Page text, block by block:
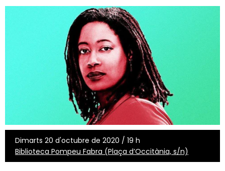
Dimarts 20 d'octubre de 2020 / 19 h
Biblioteca Pompeu Fabra (Plaça d’Occitània, s/n)